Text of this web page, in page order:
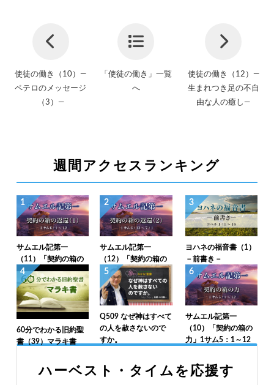
使徒の働き（10）―
ペテロのメッセージ
（3）―
「使徒の働き」一覧
へ
使徒の働き（12）―
生まれつき足の不自
由な人の癒し―
週間アクセスランキング
1
サムエル記第一
（11）「契約の箱の
返還（1）」1サム6：
1～12
2
サムエル記第一
（12）「契約の箱の
返還（2）」1サム6：
13～7：1
3
ヨハネの福音書（1）
－前書き－
4
60分でわかる旧約聖
書（39）マラキ書
5
Q509 なぜ神はすべて
の人を赦さないので
すか。
6
サムエル記第一
（10）「契約の箱の
力」1サム5：1～12
ハーベスト・タイムを応援す